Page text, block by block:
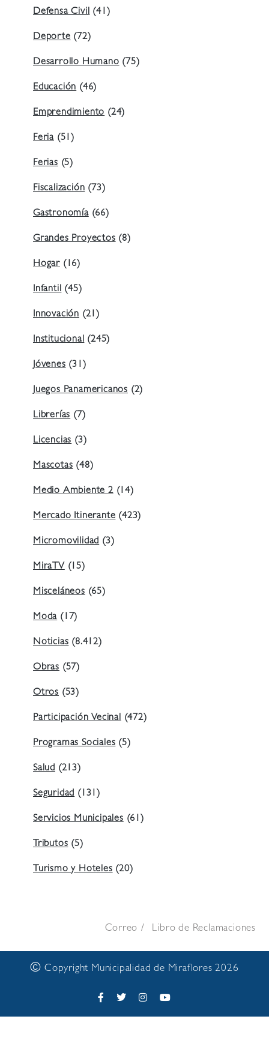
Defensa Civil (41)
Deporte (72)
Desarrollo Humano (75)
Educación (46)
Emprendimiento (24)
Feria (51)
Ferias (5)
Fiscalización (73)
Gastronomía(66)
Grandes Proyectos (8)
Hogar (16)
Infantil (45)
Innovación (21)
Institucional (245)
Jóvenes (31)
Juegos Panamericanos (2)
Librerías (7)
Licencias (3)
Mascotas (48)
Medio Ambiente 2(14)
Mercado Itinerante (423)
Micromovilidad (3)
MiraTV (15)
Misceláneos (65)
Moda (17)
Noticias (8.412)
Obras (57)
Otros (53)
Participación Vecinal (472)
Programas Sociales (5)
Salud (213)
Seguridad (131)
Servicios Municipales (61)
Tributos (5)
Turismo y Hoteles (20)
Correo Libro de Reclamaciones
© Copyright Municipalidad de Miraflores 2026